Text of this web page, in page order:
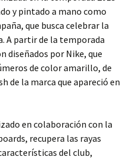
y pintado a mano como
que busca celebrar la
A partir de la temporada
diseñados por Nike, que
de color amarillo, de
de la marca que apareció en
en colaboración con la
recupera las rayas
del club,